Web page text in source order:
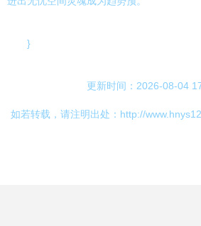
}
更新时间：2026-08-04
如若转载，请注明出处：http://